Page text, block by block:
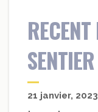
SENTIER
21 janvier,